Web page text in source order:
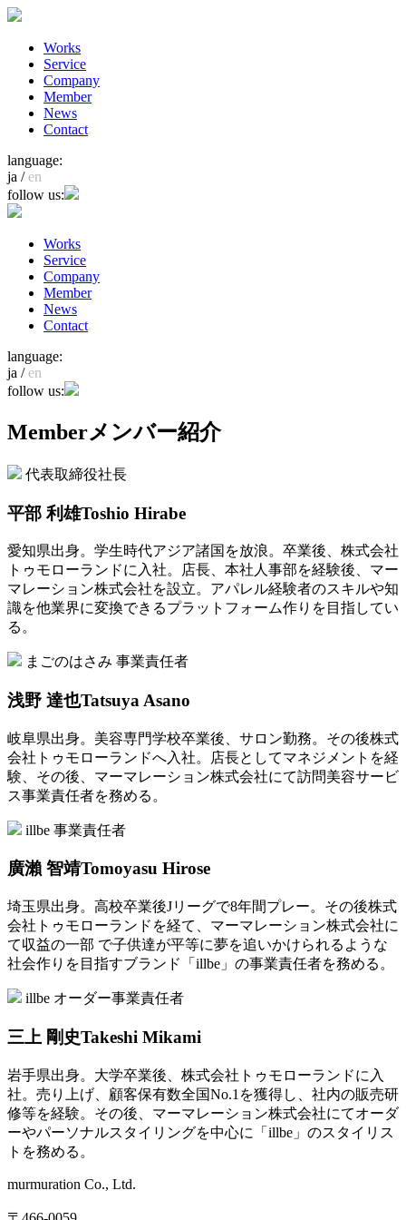
Works
Service
Company
Member
News
Contact
language:
ja /en
follow us:
Works
Service
Company
Member
News
Contact
language:
ja /en
follow us:
Memberメンバー紹介
代表取締役社長
平部 利雄Toshio Hirabe
愛知県出身。学生時代アジア諸国を放浪。卒業後、株式会社
トゥモローランドに入社。店長、本社人事部を経験後、マー
マレーション株式会社を設立。アパレル経験者のスキルや知
識を他業界に変換できるプラットフォーム作りを目指してい
る。
まごのはさみ 事業責任者
浅野 達也Tatsuya Asano
岐阜県出身。美容専門学校卒業後、サロン勤務。その後株式
会社トゥモローランドへ入社。店長としてマネジメントを経
験、その後、マーマレーション株式会社にて訪問美容サービ
ス事業責任者を務める。
illbe 事業責任者
廣瀨 智靖Tomoyasu Hirose
埼玉県出身。高校卒業後Jリーグで8年間プレー。その後株式
会社トゥモローランドを経て、マーマレーション株式会社に
て収益の一部 で子供達が平等に夢を追いかけられるような
社会作りを目指すブランド「illbe」の事業責任者を務める。
illbe オーダー事業責任者
三上 剛史Takeshi Mikami
岩手県出身。大学卒業後、株式会社トゥモローランドに入
社。売り上げ、顧客保有数全国No.1を獲得し、社内の販売研
修等を経験。その後、マーマレーション株式会社にてオーダ
ーやパーソナルスタイリングを中心に「illbe」のスタイリス
トを務める。
murmuration Co., Ltd.